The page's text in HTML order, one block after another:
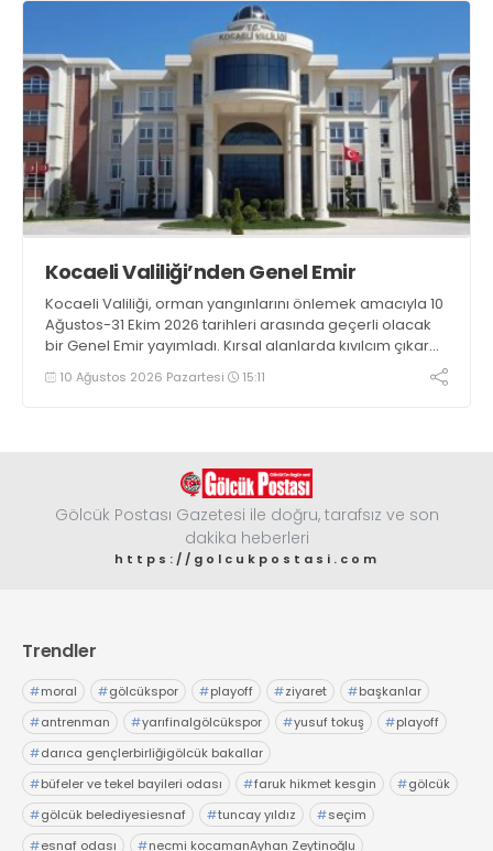
Kocaeli Valiliği’nden Genel Emir
Kocaeli Valiliği, orman yangınlarını önlemek amacıyla 10
Ağustos-31 Ekim 2026 tarihleri arasında geçerli olacak
bir Genel Emir yayımladı. Kırsal alanlarda kıvılcım çıkaran
makine kullanacak kişilerin önceden kolluk kuvvetlerine
bildirim yapması ve yanlarında 6 kilogramlık yangın tüpü
10 Ağustos 2026 Pazartesi 15:11
Gölcük Postası Gazetesi ile doğru, tarafsız ve son
dakika heberleri
https://golcukpostasi.com
Trendler
#moral #gölcükspor #playoff #ziyaret #başkanlar
#antrenman #yarıfinalgölcükspor #yusuf tokuş #playoff
#darıca gençlerbirliğigölcük bakallar
#büfeler ve tekel bayileri odası #faruk hikmet kesgin #gölcük
#gölcük belediyesiesnaf #tuncay yıldız #seçim
#esnaf odası #necmi kocamanAyhan Zeytinoğlu